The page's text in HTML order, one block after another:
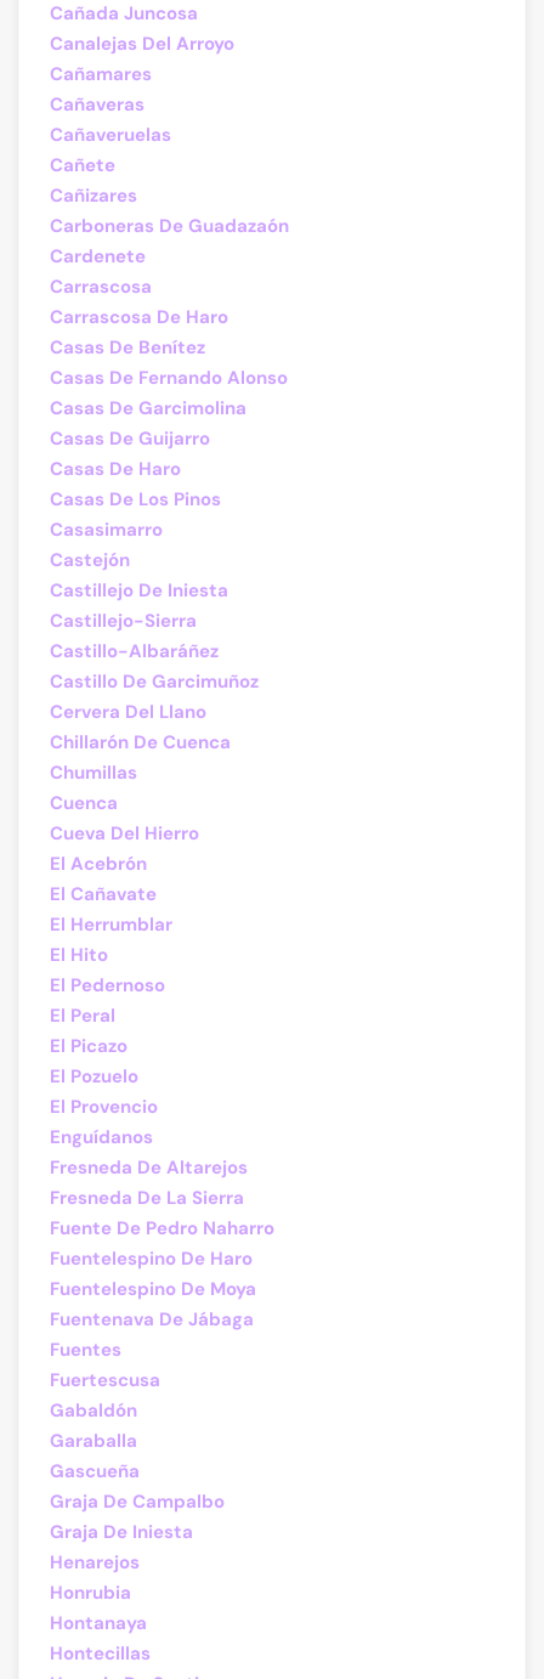
Cañada Juncosa
Canalejas Del Arroyo
Cañamares
Cañaveras
Cañaveruelas
Cañete
Cañizares
Carboneras De Guadazaón
Cardenete
Carrascosa
Carrascosa De Haro
Casas De Benítez
Casas De Fernando Alonso
Casas De Garcimolina
Casas De Guijarro
Casas De Haro
Casas De Los Pinos
Casasimarro
Castejón
Castillejo De Iniesta
Castillejo-Sierra
Castillo-Albaráñez
Castillo De Garcimuñoz
Cervera Del Llano
Chillarón De Cuenca
Chumillas
Cuenca
Cueva Del Hierro
El Acebrón
El Cañavate
El Herrumblar
El Hito
El Pedernoso
El Peral
El Picazo
El Pozuelo
El Provencio
Enguídanos
Fresneda De Altarejos
Fresneda De La Sierra
Fuente De Pedro Naharro
Fuentelespino De Haro
Fuentelespino De Moya
Fuentenava De Jábaga
Fuentes
Fuertescusa
Gabaldón
Garaballa
Gascueña
Graja De Campalbo
Graja De Iniesta
Henarejos
Honrubia
Hontanaya
Hontecillas